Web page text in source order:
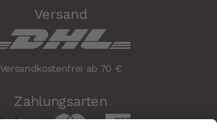
Versand
Versandkostenfrei ab 70 €
Zahlungsarten